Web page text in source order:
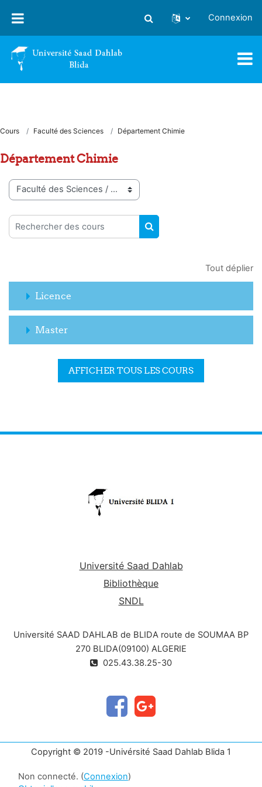
Activer/désactiver la saisie
Connexion
Cours Faculté des Sciences Département Chimie
Département Chimie
Catégories de cours
Rechercher des cours
RECHERCHER DES
Tout déplier
Licence
Master
AFFICHER TOUS LES COURS
Université Saad Dahlab
Bibliothèque
SNDL
Université SAAD DAHLAB de BLIDA route de SOUMAA BP
270 BLIDA(09100) ALGERIE
025.43.38.25-30
Copyright © 2019 -Univérsité Saad Dahlab Blida 1
Non connecté. (Connexion)